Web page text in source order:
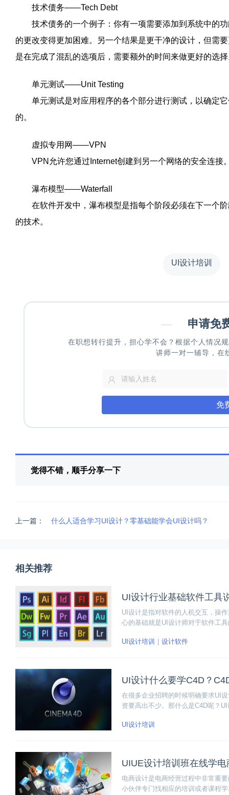
技术债务——Tech Debt
技术债务的一个例子：你有一项需要添加到系统中的功
的更改变得更加困难。另一个结果是更干净的设计，但需
是在完成了混乱的选项后，需要额外的时间来做更好的选
单元测试——Unit Testing
单元测试是对应用程序的各个部分进行测试，以确定它
的。
虚拟专用网——VPN
VPN允许您通过Internet创建到另一个网络的安全连接
瀑布模型——Waterfall
在软件开发中，瀑布模型是指每个阶段必须在下一个阶
的技术。
UI设计培训
— 申请免
在职想转行提升，担心学不会？根据个人情况
讲师一对一辅导，在
免
觉得不错，顺手分享一下
上一篇： 什么人适合学习UI设计？零基础能学会UI设计吗？
相关推荐
UI设计行业基础软件工具
UI设计是指对软件的人机交互，操
心的基础就是UI设计师对于软件工
UI设计培训
设计软件
UI设计什么要学C4D？
在很多企业招聘的时候明确要求UI
资要高出不少。那什么是C4D呢？
UI设计培训
UIUE设计培训班在线学
电商设计是电商经营过程中非常重
小伙伴专门找相应的培训或者课程